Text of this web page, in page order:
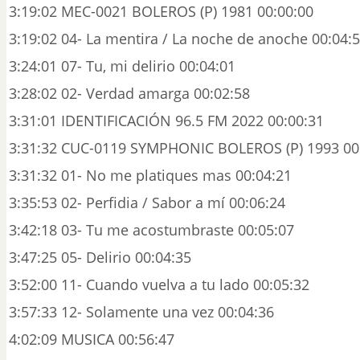
3:19:02 MEC-0021 BOLEROS (P) 1981 00:00:00
3:19:02 04- La mentira / La noche de anoche
3:24:01 07- Tu, mi delirio 00:04:01
3:28:02 02- Verdad amarga 00:02:58
3:31:01 IDENTIFICACIÓN 96.5 FM 2022 00:00:31
3:31:32 CUC-0119 SYMPHONIC BOLEROS (P) 1993
3:31:32 01- No me platiques mas 00:04:21
3:35:53 02- Perfidia / Sabor a mí 00:06:24
3:42:18 03- Tu me acostumbraste 00:05:07
3:47:25 05- Delirio 00:04:35
3:52:00 11- Cuando vuelva a tu lado 00:05:32
3:57:33 12- Solamente una vez 00:04:36
4:02:09 MUSICA 00:56:47